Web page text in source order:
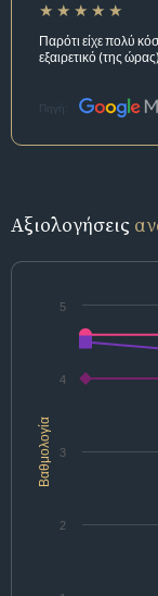
Παρότι είχε πολύ
εξαιρετικό (της
Πηγή:
Αξιολογήσεις
Βαθμολογία
2
3
4
5